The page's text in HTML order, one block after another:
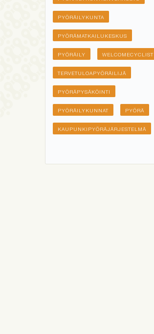
PYÖRÄILYKUNTA
PYÖRÄMATKAILUKESKUS
PYÖRÄILY WELCOMECYCLIST
TERVETULOAPYÖRÄILIJÄ
PYÖRÄPYSÄKÖINTI
PYÖRÄILYKUNNAT PYÖRÄ
KAUPUNKIPYÖRÄJÄRJESTELMÄ